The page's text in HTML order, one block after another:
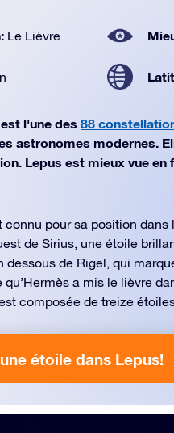
Le Lièvre
l'une des 88
astronomes modernes.
Lepus est mieux vue en
connu pour sa position dans
de Sirius, une étoile
dessous de Rigel, qui
a mis le lièvre
composée de treize
étoile dans Lepus!